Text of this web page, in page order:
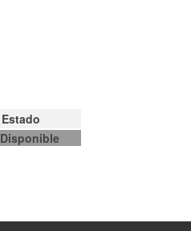
Estado
Disponible